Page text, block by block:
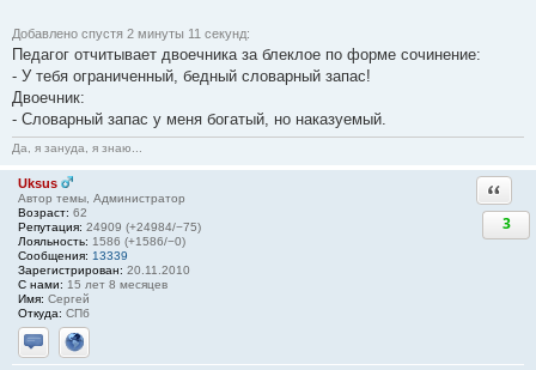
Добавлено спустя 2 минуты 11 секунд:
Педагог отчитывает двоечника за блеклое по форме сочинение:
- У тебя ограниченный, бедный словарный запас!
Двоечник:
- Словарный запас у меня богатый, но наказуемый.
Да, я зануда, я знаю...
Uksus
Автор темы, Администратор
Возраст: 62
Репутация: 24909 (+24984/−75)
Лояльность: 1586 (+1586/−0)
Сообщения: 13339
Зарегистрирован: 20.11.2010
С нами: 15 лет 8 месяцев
Имя: Сергей
Откуда: СПб
Отправить личное сообщение
Сайт
3